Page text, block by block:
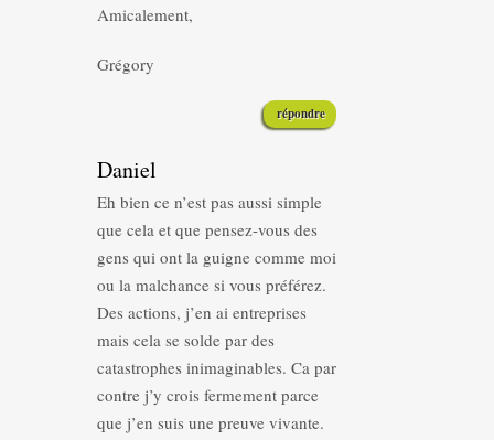
Amicalement,
Grégory
répondre
Daniel
Eh bien ce n’est pas aussi simple
que cela et que pensez-vous des
gens qui ont la guigne comme moi
ou la malchance si vous préférez.
Des actions, j’en ai entreprises
mais cela se solde par des
catastrophes inimaginables. Ca par
contre j’y crois fermement parce
que j’en suis une preuve vivante.